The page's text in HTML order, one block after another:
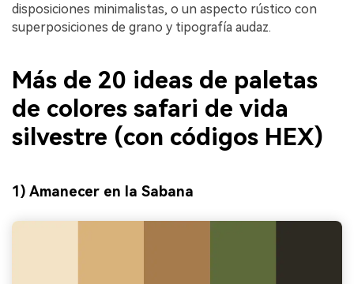
disposiciones minimalistas, o un aspecto rústico con
superposiciones de grano y tipografía audaz.
Más de 20 ideas de paletas
de colores safari de vida
silvestre (con códigos HEX)
1) Amanecer en la Sabana